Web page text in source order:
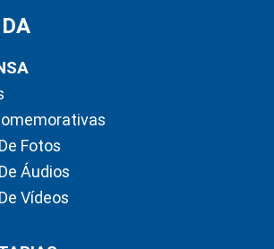
Fotos
Áudios
Vídeos